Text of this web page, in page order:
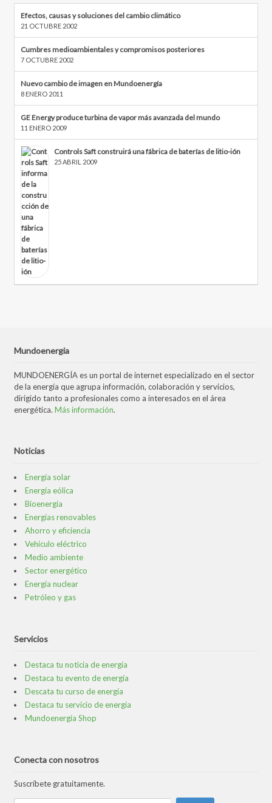
Efectos, causas y soluciones del cambio climático
21 OCTUBRE 2002
Cumbres medioambientales y compromisos posteriores
7 OCTUBRE 2002
Nuevo cambio de imagen en Mundoenergía
8 ENERO 2011
GE Energy produce turbina de vapor más avanzada del mundo
11 ENERO 2009
Controls Saft construirá una fábrica de baterías de litio-ión
25 ABRIL 2009
Mundoenergia
MUNDOENERGÍA es un portal de internet especializado en el sector
de la energía que agrupa información, colaboración y servicios,
dirigido tanto a profesionales como a interesados en el área
energética. Más información.
Noticias
Energía solar
Energía eólica
Bioenergía
Energías renovables
Ahorro y eficiencia
Vehículo eléctrico
Medio ambiente
Sector energético
Energía nuclear
Petróleo y gas
Servicios
Destaca tu noticia de energía
Destaca tu evento de energía
Descata tu curso de energía
Destaca tu servicio de energía
Mundoenergia Shop
Conecta con nosotros
Suscríbete gratuitamente.